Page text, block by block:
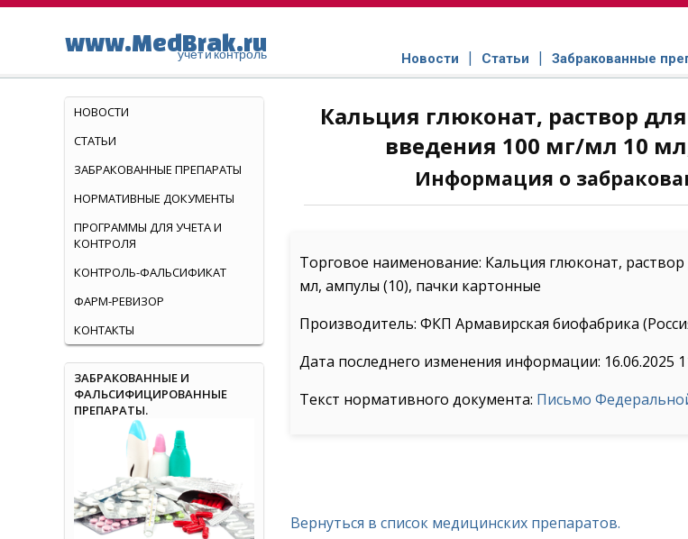
www.MedBrak.ru
учет и контроль Новости Статьи Забракованные
Кальция глюконат, раствор
введения 100 мг/мл 10
Информация о
Торговое наименование: Кальция глюконат,
мл, ампулы (10), пачки картонные
Производитель: ФКП Армавирская биофабрика
Дата последнего изменения информации: 16.06.2025
Текст нормативного документа: Письмо
Вернуться в список медицинских препаратов.
НОВОСТИ
СТАТЬИ
ЗАБРАКОВАННЫЕ ПРЕПАРАТЫ
НОРМАТИВНЫЕ ДОКУМЕНТЫ
ПРОГРАММЫ ДЛЯ УЧЕТА И
КОНТРОЛЯ
КОНТРОЛЬ-ФАЛЬСИФИКАТ
ФАРМ-РЕВИЗОР
КОНТАКТЫ
ЗАБРАКОВАННЫЕ И
ФАЛЬСИФИЦИРОВАННЫЕ
ПРЕПАРАТЫ.